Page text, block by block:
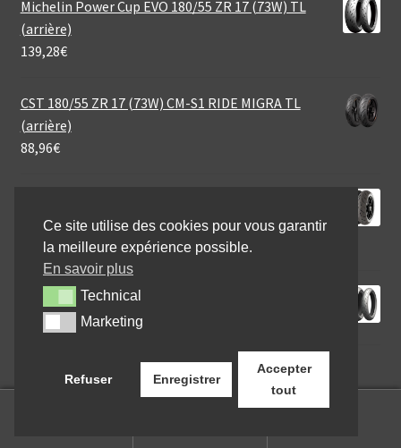
Michelin Power Cup EVO 180/55 ZR 17 (73W) TL
(arrière)
139,28€
CST 180/55 ZR 17 (73W) CM-S1 RIDE MIGRA TL
(arrière)
88,96€
(arrière)
198,95€
Michelin Power RS+ 190/50 ZR 17 (73W) TL (arrière)
127,04€
Ce site utilise des cookies pour vous garantir
la meilleure expérience possible.
En savoir plus
TechnicalTechnical
MarketingMarketing
Refuser Enregistrer
Accepter
tout